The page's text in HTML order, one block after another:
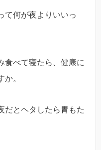
て何が夜よりいいっ
食べて寝たら、健康に
。
だとヘタしたら胃もた